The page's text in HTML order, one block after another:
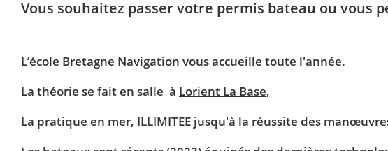
Vous souhaitez passer votre permis bateau ou vous
L’école Bretagne Navigation vous accueille toute l'année.
La théorie se fait en salle à Lorient La Base,
La pratique en mer, ILLIMITEE jusqu'à la réussite des